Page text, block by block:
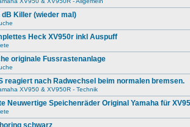
dB Killer (wieder mal)
Heck XV950r inkl Auspuff
originale Fussrastenanlage
reagiert nach Radwechsel beim normalen bremsen.
XV950 & XV950R - Technik
Neuwertige Speichenräder Original Yamaha für
schwarz